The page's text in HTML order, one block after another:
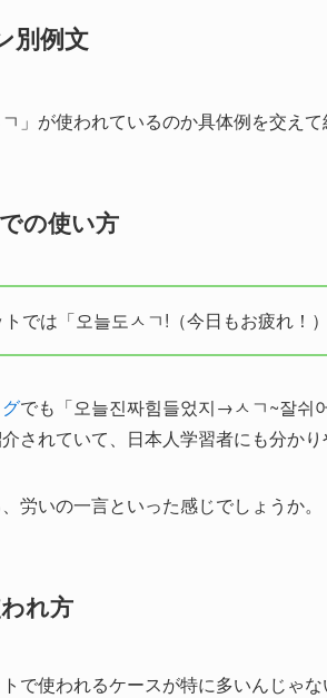
別例文
」が使われているのか具体例を交えて
の使い方
では「오늘도ㅅㄱ!（今日もお疲れ！
でも「오늘진짜힘들었지→ㅅㄱ~잘쉬
されていて、日本人学習者にも分かり
労いの一言といった感じでしょうか。
れ方
で使われるケースが特に多いんじゃな